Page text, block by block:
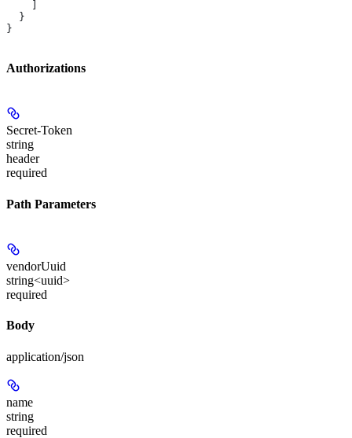
  }
}
Authorizations
Secret-Token
string
header
required
Path Parameters
vendorUuid
string<uuid>
required
Body
application/json
name
string
required